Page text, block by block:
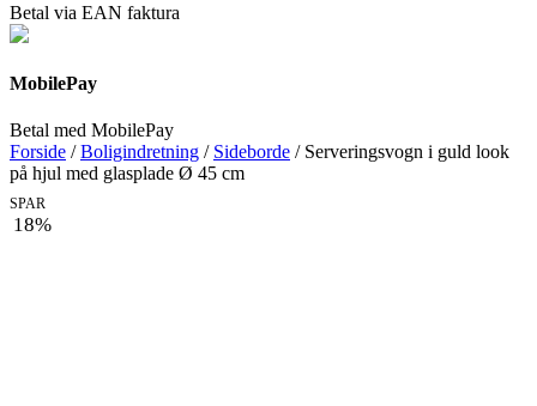
Betal via EAN faktura
MobilePay
Betal med MobilePay
Forside /Boligindretning / Sideborde / Serveringsvogn i guld look
på hjul med glasplade Ø 45 cm
SPAR
18%